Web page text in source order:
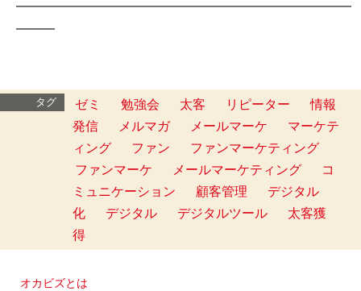
━━━━━━━━━━━━━━━━━━━━━━━━━━
━━━
タグ ゼミ 勉強会 太客 リピーター
情報
発信
メルマガ メールマーケ
マーケテ
ィング
ファン
ファンマーケティング
ファンマーケ
メールマーケティング
コ
ミュニケーション
顧客管理
デジタル
化
デジタル デジタルツール
太客獲
得
オカビズとは